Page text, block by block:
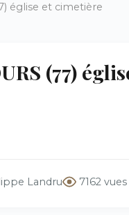
église et cimetière
(77)
Landru 7162 vues